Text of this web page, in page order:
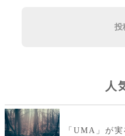
投
人
「UMA」が